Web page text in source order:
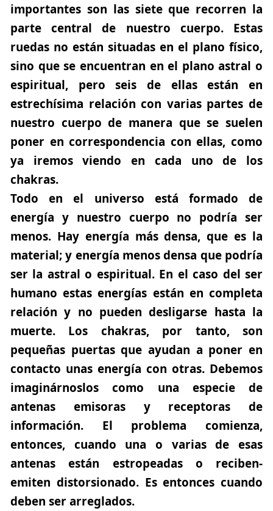
importantes son las siete que recorren la
parte central de nuestro cuerpo. Estas
ruedas no están situadas en el plano físico,
sino que se encuentran en el plano astral o
espiritual, pero seis de ellas están en
estrechísima relación con varias partes de
nuestro cuerpo de manera que se suelen
poner en correspondencia con ellas, como
ya iremos viendo en cada uno de los
chakras.
Todo en el universo está formado de
energía y nuestro cuerpo no podría ser
menos. Hay energía más densa, que es la
material; y energía menos densa que podría
ser la astral o espiritual. En el caso del ser
humano estas energías están en completa
relación y no pueden desligarse hasta la
muerte. Los chakras, por tanto, son
pequeñas puertas que ayudan a poner en
contacto unas energía con otras. Debemos
imaginárnoslos como una especie de
antenas emisoras y receptoras de
información. El problema comienza,
entonces, cuando una o varias de esas
antenas están estropeadas o reciben-
emiten distorsionado. Es entonces cuando
deben ser arreglados.